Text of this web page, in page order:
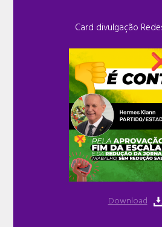
Card divulgação
Download